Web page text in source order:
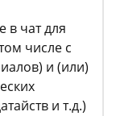
в чат для
числе с
и (или)
и т.д.)